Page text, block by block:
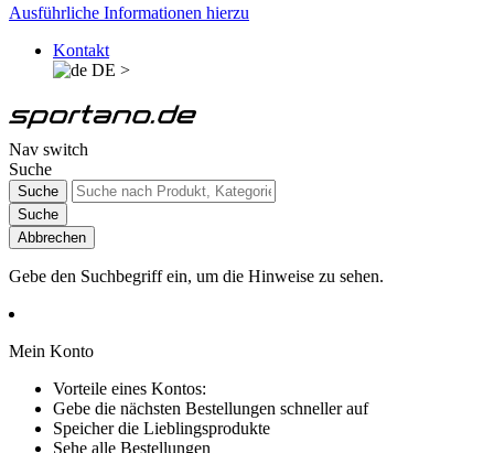
Ausführliche Informationen hierzu
Kontakt
DE >
Nav switch
Suche
Suche
Suche
Abbrechen
Gebe den Suchbegriff ein, um die Hinweise zu sehen.
Mein Konto
Vorteile eines Kontos:
Gebe die nächsten Bestellungen schneller auf
Speicher die Lieblingsprodukte
Sehe alle Bestellungen